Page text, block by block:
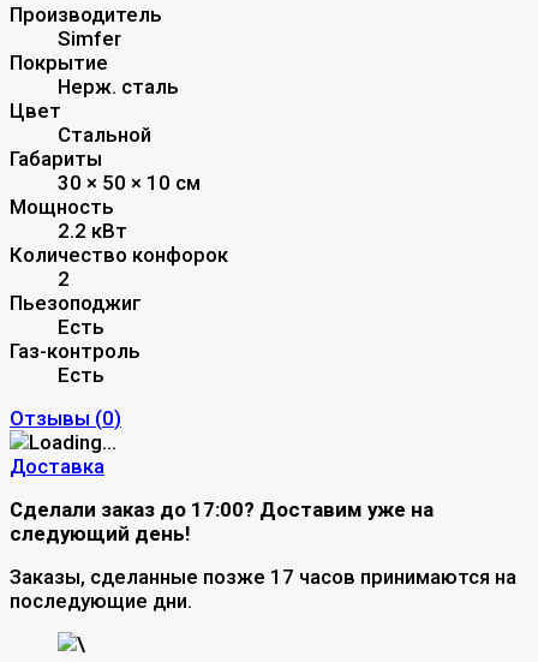
Производитель
Simfer
Покрытие
Нерж. сталь
Цвет
Стальной
Габариты
30 × 50 × 10 см
Мощность
2.2 кВт
Количество конфорок
2
Пьезоподжиг
Есть
Газ-контроль
Есть
Отзывы (0)
Доставка
Сделали заказ до 17:00? Доставим уже на
следующий день!
Заказы, сделанные позже 17 часов принимаются на
последующие дни.
\